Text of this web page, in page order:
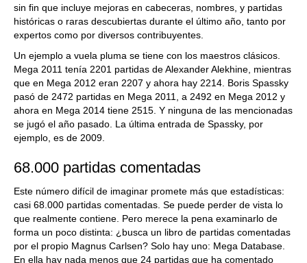
sin fin que incluye mejoras en cabeceras, nombres, y partidas
históricas o raras descubiertas durante el último año, tanto por
expertos como por diversos contribuyentes.
Un ejemplo a vuela pluma se tiene con los maestros clásicos.
Mega 2011 tenía 2201 partidas de Alexander Alekhine, mientras
que en Mega 2012 eran 2207 y ahora hay 2214. Boris Spassky
pasó de 2472 partidas en Mega 2011, a 2492 en Mega 2012 y
ahora en Mega 2014 tiene 2515. Y ninguna de las mencionadas
se jugó el año pasado. La última entrada de Spassky, por
ejemplo, es de 2009.
68.000 partidas comentadas
Este número difícil de imaginar promete más que estadísticas:
casi 68.000 partidas comentadas. Se puede perder de vista lo
que realmente contiene. Pero merece la pena examinarlo de
forma un poco distinta: ¿busca un libro de partidas comentadas
por el propio Magnus Carlsen? Solo hay uno: Mega Database.
En ella hay nada menos que 24 partidas que ha comentado